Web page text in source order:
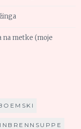
na metke (moje